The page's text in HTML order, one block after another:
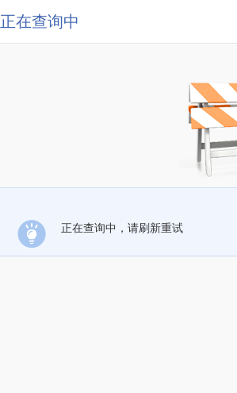
正在查询中
正在查询中，请刷新重试